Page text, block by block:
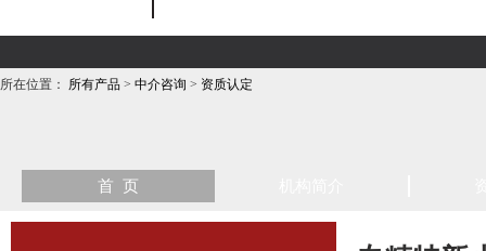
首 页
所在位置： 所有产品 > 中介咨询 > 资质认定